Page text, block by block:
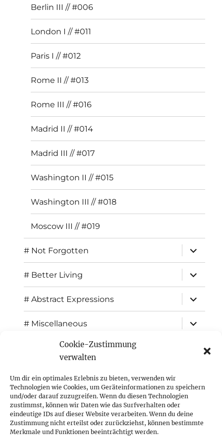
Cookie-Zustimmung
verwalten
Um dir ein optimales Erlebnis zu bieten, verwenden wir
Technologien wie Cookies, um Geräteinformationen zu speichern
und/oder darauf zuzugreifen. Wenn du diesen Technologien
zustimmst, können wir Daten wie das Surfverhalten oder
eindeutige IDs auf dieser Website verarbeiten. Wenn du deine
Zustimmung nicht erteilst oder zurückziehst, können bestimmte
Merkmale und Funktionen beeinträchtigt werden.
Berlin III // #006
London I // #011
Paris I // #012
Rome II // #013
Rome III // #016
Madrid II // #014
Madrid III // #017
Washington II // #015
Washington III // #018
Moscow III // #019
# Not Forgotten
expand
child
menu
# Better Living
expand
child
menu
# Abstract Expressions
expand
child
menu
# Miscellaneous
expand
child
Exhibitions
Press
expand
menu
Contact